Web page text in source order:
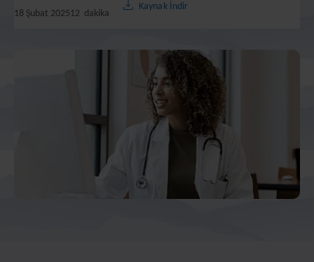
18 Şubat 202512 dakika
Kaynak İndir